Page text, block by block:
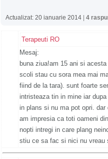
Actualizat: 20 ianuarie 2014 4
Terapeuti RO
Mesaj:
buna ziua!am 15 ani si
scoli stau cu sora mea mai
fiind de la tara). sunt foarte
intristeaza tin in mine iar
in plans si nu ma pot opri.
am impresia ca toti oameni
nopti intregi in care plang
stiu ce sa fac si nici nu vreau